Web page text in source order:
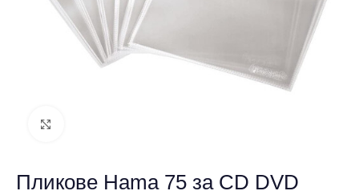
Пликове Hama 75 за CD DVD